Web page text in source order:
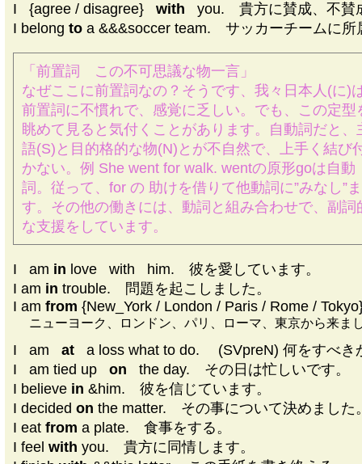
I {agree / disagree} with
you. 貴方に賛成、不賛
I belong to a &&&soccer team. サッカーチームに所
「前置詞 この不可思議な物一言」
なぜここに前置詞なの？そうです、我々日本人(に)
前置詞に不慣れで、感覚に乏しい。でも、この定型
眺めて見ると気付くことがあります。自動詞だと、
語(S)と目的格的な物(N)とが不自然で、上手く結び
かない。例 She went for walk. wentの原形goは自動
詞。従って、for の 助けを借りて他動詞に”みなし”ま
す。その他の働きには、動詞と組み合わせで、副詞
な支援をしています。
I am in love with
him. 彼を愛しています。
I am in trouble. 問題を起こしました。
I am from {New_York / London / Paris / Rome /
ニューヨーク、ロンドン、パリ、ローマ、東京から来ま
I am at
a loss what to do. (SVpreN) 何をすべき
I
am tied up on
the day. その日は忙しいです。
I believe in &him. 彼を信じています。
I decided on the matter. その事について決めました
I eat from a plate. 食事をする。
I feel with you. 貴方に同情します。